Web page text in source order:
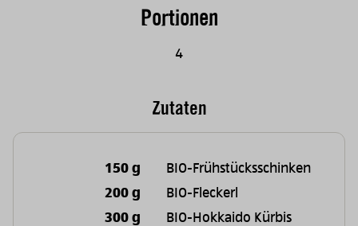
Portionen
4
Zutaten
150 g
BIO-Frühstücksschinken
200 g
BIO-Fleckerl
300 g
BIO-Hokkaido Kürbis